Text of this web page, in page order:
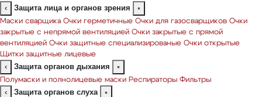
‹
Защита лица и органов зрения
×
Маски сварщика Очки герметичные Очки для газосварщиков Очки
закрытые с непрямой вентиляцией Очки закрытые с прямой
вентиляцией Очки защитные специализированые Очки открытые
Щитки защитные лицевые
‹
Защита органов дыхания
×
Полумаски и полнолицевые маски Респираторы Фильтры
‹
Защита органов слуха
×